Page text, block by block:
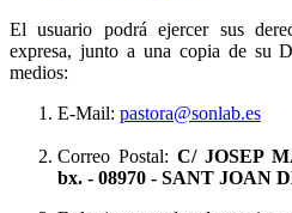
El usuario podrá ejercer sus
expresa, junto a una copia de su
medios:
E-Mail: pastora@sonlab.es
Correo Postal: C/ JOSEP
bx. - 08970 - SANT JOAN